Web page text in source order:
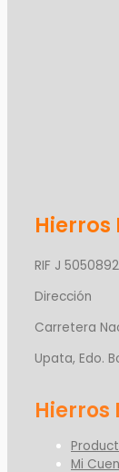
Hierros
RIF J
Dirección
Carretera
Upata, Edo.
Mi